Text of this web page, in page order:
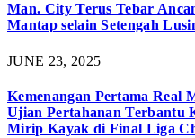
Man. City Terus Tebar
Mantap selain Setengah
JUNE 23, 2025
Kemenangan Pertama Real
Ujian Pertahanan Terbantu
Mirip Kayak di Final Liga